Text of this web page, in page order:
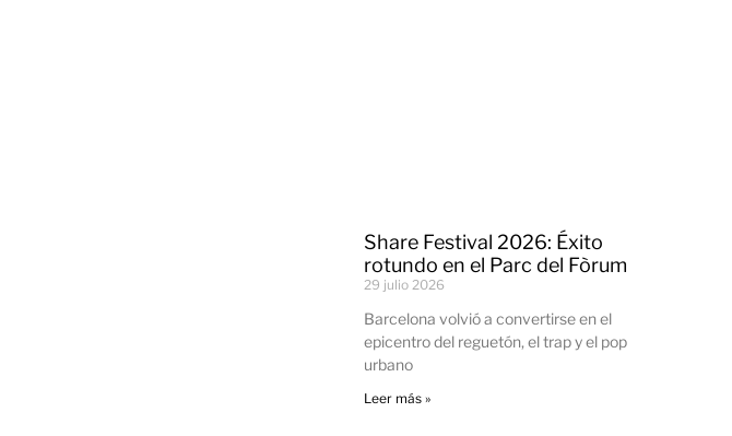
Share Festival 2026: Éxito
rotundo en el Parc del Fòrum
29 julio 2026
Barcelona volvió a convertirse en el
epicentro del reguetón, el trap y el pop
urbano
Leer más »